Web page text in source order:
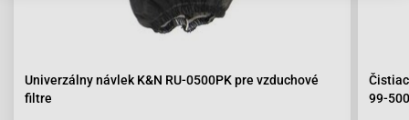
Univerzálny návlek K&N RU-0500PK pre vzduchové
filtre
99-